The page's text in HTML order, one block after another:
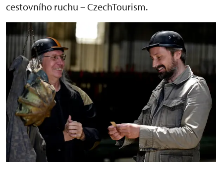
cestovního ruchu – CzechTourism.